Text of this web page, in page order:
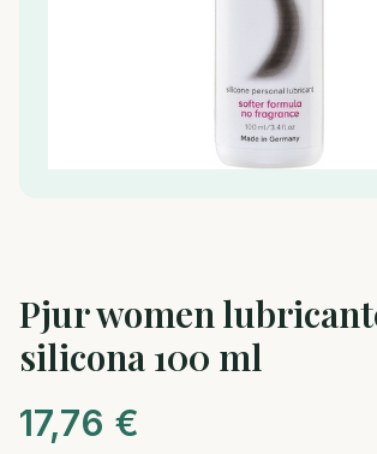
Pjur women
silicona 100 ml
17,76 €